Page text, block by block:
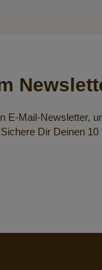
E-Mail-Newsletter,
Dir Deinen 10